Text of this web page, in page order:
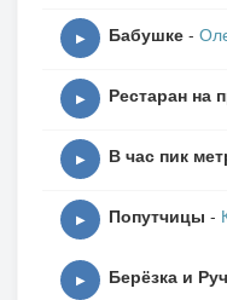
▶ Бабушке -
▶ Рестаран на
▶ В час пик
▶ Попутчицы -
▶ Берёзка и